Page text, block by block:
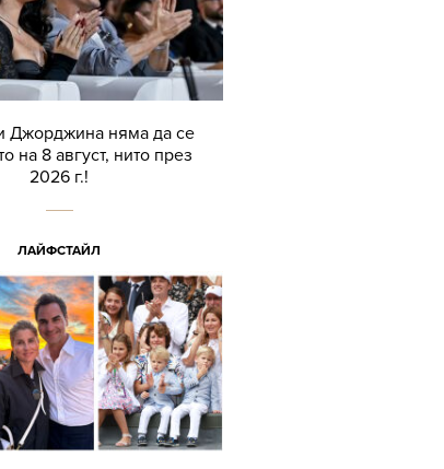
Джорджина няма да се
на 8 август, нито през
2026 г.!
ЛАЙФСТАЙЛ